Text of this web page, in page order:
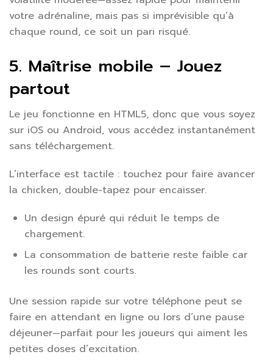
votre adrénaline, mais pas si imprévisible qu’à
chaque round, ce soit un pari risqué.
5. Maîtrise mobile – Jouez
partout
Le jeu fonctionne en HTML5, donc que vous soyez
sur iOS ou Android, vous accédez instantanément
sans téléchargement.
L’interface est tactile : touchez pour faire avancer
la chicken, double-tapez pour encaisser.
Un design épuré qui réduit le temps de
chargement.
La consommation de batterie reste faible car
les rounds sont courts.
Une session rapide sur votre téléphone peut se
faire en attendant en ligne ou lors d’une pause
déjeuner—parfait pour les joueurs qui aiment les
petites doses d’excitation.